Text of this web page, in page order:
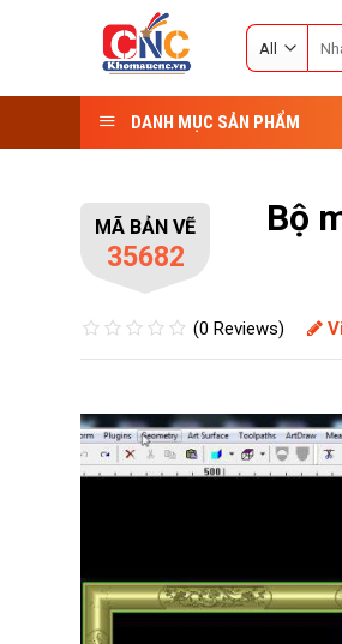
for:
DANH MỤC SẢN PHẨM
MÃ BẢN VẼ
35682
Bộ
(0 Reviews)